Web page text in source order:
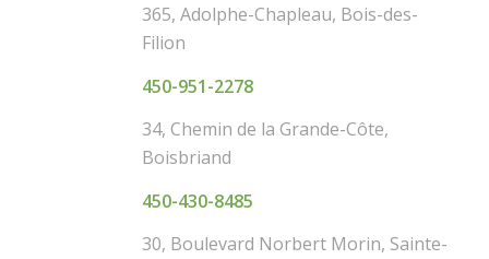
365, Adolphe-Chapleau, Bois-des-
Filion
450-951-2278
34, Chemin de la Grande-Côte,
Boisbriand
450-430-8485
30, Boulevard Norbert Morin, Sainte-